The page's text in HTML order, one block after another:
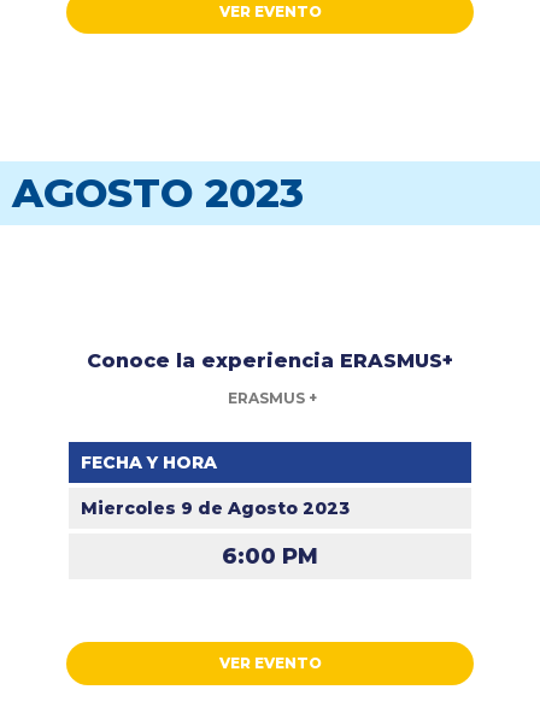
VER EVENTO
AGOSTO 2023
Conoce la experiencia ERASMUS+
ERASMUS +
FECHA Y HORA
Miercoles 9 de Agosto 2023
6:00 PM
VER EVENTO